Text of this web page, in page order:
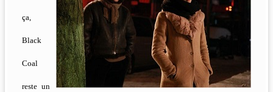
ça,
Black
Coal
reste un